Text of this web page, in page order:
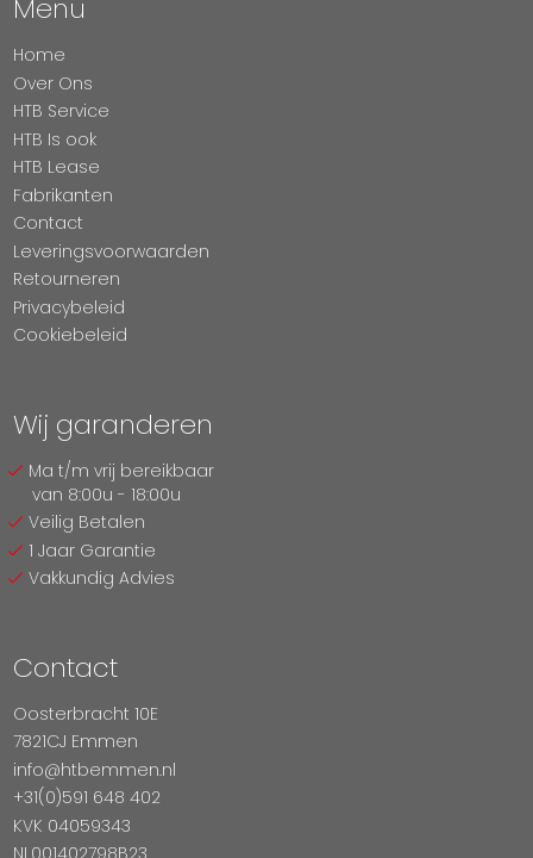
Menu
Home
Over Ons
HTB Service
HTB Is ook
HTB Lease
Fabrikanten
Contact
Leveringsvoorwaarden
Retourneren
Privacybeleid
Cookiebeleid
Wij garanderen
Ma t/m vrij bereikbaar
van 8:00u - 18:00u
Veilig Betalen
1 Jaar Garantie
Vakkundig Advies
Contact
Oosterbracht 10E
7821CJ Emmen
info@htbemmen.nl
+31(0)591 648 402
KVK 04059343
NL001402798B23